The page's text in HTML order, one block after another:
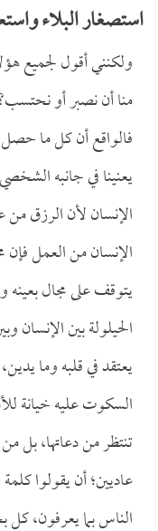
استصغار البلاء
ولكنني أقول لجميع
منا أن نصبر أو
فالواقع أن كل ما حصل
يعنينا في جانبه
الإنسان لأن الرزق من
الإنسان من العمل
يتوقف على مجال
الحيلولة بين الإنسان
يعتقد في قلبه وما
السكوت عليه خيانة
تنتظر من دعاتها، بل
عاديين؛ أن يقولوا
الناس بما يعرفون،